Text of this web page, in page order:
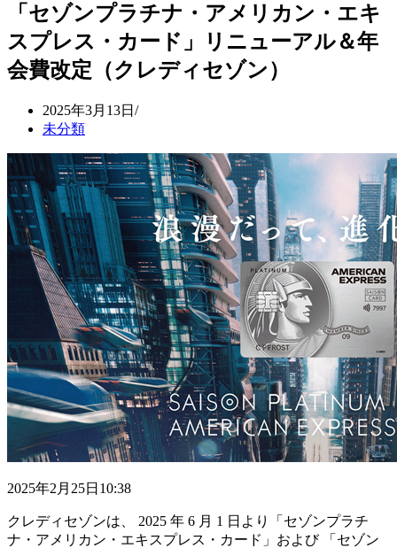
「セゾンプラチナ・アメリカン・エキ
スプレス・カード」リニューアル＆年
会費改定（クレディセゾン）
2025年3月13日
未分類
2025年2月25日10:38
クレディセゾンは、 2025 年 6 月 1 日より「セゾンプラチ
ナ・アメリカン・エキスプレス・カード」および 「セゾン